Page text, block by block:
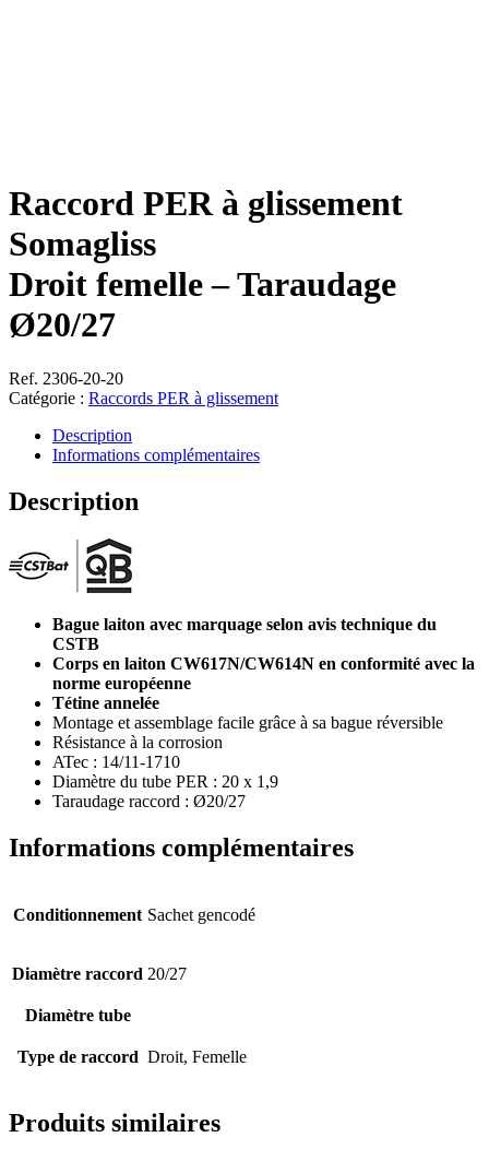
Raccord PER à glissement
Somagliss
Droit femelle – Taraudage
Ø20/27
Ref. 2306-20-20
Catégorie : Raccords PER à glissement
Description
Informations complémentaires
Description
Bague laiton avec marquage selon avis technique du
CSTB
Corps en laiton CW617N/CW614N en conformité avec la
norme européenne
Tétine annelée
Montage et assemblage facile grâce à sa bague réversible
Résistance à la corrosion
ATec : 14/11-1710
Diamètre du tube PER : 20 x 1,9
Taraudage raccord : Ø20/27
Informations complémentaires
Conditionnement Sachet gencodé
Diamètre raccord 20/27
Diamètre tube
Type de raccord Droit, Femelle
Produits similaires